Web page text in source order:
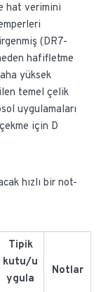
hat verimini
(DR7-
hafifletme
yüksek
temel çelik
uygulamaları
için D
hızlı bir not-
Tipik
kutu/u
ygula
Notlar